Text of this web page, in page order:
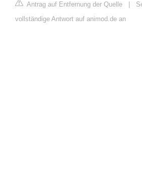
Antrag auf Entfernung der Quelle
vollständige Antwort auf animod.de an